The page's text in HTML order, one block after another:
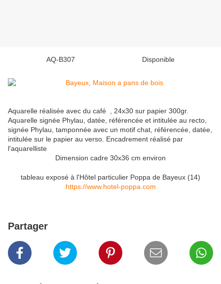
AQ-B307 Disponible
Aquarelle réalisée avec du café , 24x30 sur papier 300gr.
Aquarelle signée Phylau, datée, référencée et intitulée au recto,
signée Phylau, tamponnée avec un motif chat, référencée, datée,
intitulée sur le papier au verso. Encadrement réalisé par
l'aquarelliste
Dimension cadre 30x36 cm environ
tableau exposé à l'Hôtel particulier Poppa de Bayeux (14)
https://www.hotel-poppa.com
Partager